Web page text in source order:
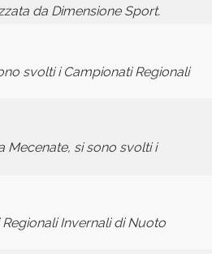
da Dimensione Sport.
svolti i Campionati Regionali
Mecenate, si sono svolti i
Invernali di Nuoto